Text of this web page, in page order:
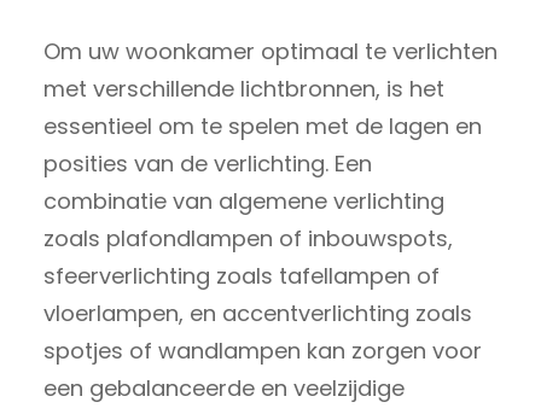
Om uw woonkamer optimaal te verlichten
met verschillende lichtbronnen, is het
essentieel om te spelen met de lagen en
posities van de verlichting. Een
combinatie van algemene verlichting
zoals plafondlampen of inbouwspots,
sfeerverlichting zoals tafellampen of
vloerlampen, en accentverlichting zoals
spotjes of wandlampen kan zorgen voor
een gebalanceerde en veelzijdige